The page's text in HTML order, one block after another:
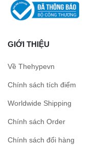
GIỚI THIỆU
Về Thehypevn
Chính sách tích điểm
Worldwide Shipping
Chính sách Order
Chính sách đổi hàng